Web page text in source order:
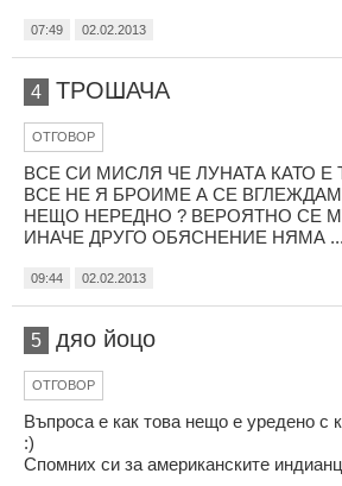
07:49 02.02.2013
4 ТРОШАЧА
ОТГОВОР
ВСЕ СИ МИСЛЯ ЧЕ ЛУНАТА КАТО Е
ВСЕ НЕ Я БРОИМЕ А СЕ
НЕЩО НЕРЕДНО ? ВЕРОЯТНО СЕ
ИНАЧЕ ДРУГО ОБЯСНЕНИЕ НЯМА ...
09:44 02.02.2013
5 дяо йоцо
ОТГОВОР
Въпроса е как това нещо е уредено с
:)
Спомних си за американските